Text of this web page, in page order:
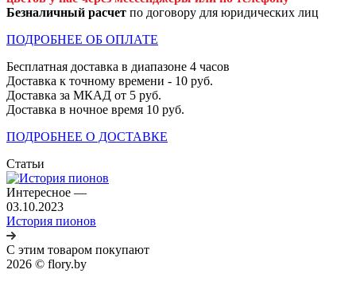
Безналичный расчет по договору для юридических лиц
ПОДРОБНЕЕ ОБ ОПЛАТЕ
Бесплатная доставка в диапазоне 4 часов
Доставка к точному времени - 10 руб.
Доставка за МКАД от 5 руб.
Доставка в ночное время 10 руб.
ПОДРОБНЕЕ О ДОСТАВКЕ
Статьи
Интересное —
03.10.2023
История пионов
С этим товаром покупают
2026 © flory.by